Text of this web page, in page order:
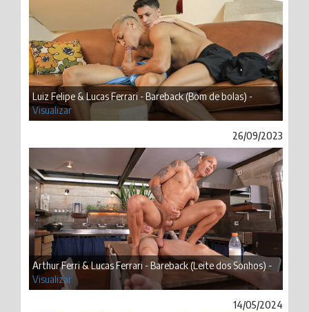
Luiz Felipe & Lucas Ferrari - Bareback (Bom de bolas) -
Visualizar
26/09/2023
Arthur Ferri & Lucas Ferrari - Bareback (Leite dos Sonhos) -
Visualizar
14/05/2024